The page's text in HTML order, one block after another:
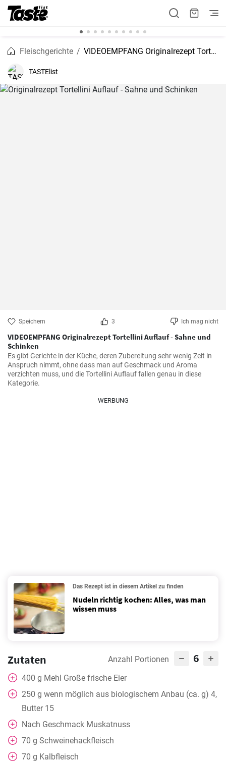
Fleischgerichte VIDEOEMPFANG Originalrezept Tortellini Auflauf - Sahne und Schinken
TASTElist
Speichern 3 Ich mag nicht
VIDEOEMPFANG Originalrezept Tortellini Auflauf - Sahne und
Schinken
Es gibt Gerichte in der Küche, deren Zubereitung sehr wenig Zeit in
Anspruch nimmt, ohne dass man auf Geschmack und Aroma
verzichten muss, und die Tortellini Auflauf fallen genau in diese
Kategorie.
WERBUNG
Das Rezept ist in diesem Artikel zu finden
Nudeln richtig kochen: Alles, was man
wissen muss
Zutaten Anzahl Portionen 6
400 g Mehl Große frische Eier
250 g wenn möglich aus biologischem Anbau (ca. g) 4,
Butter 15
Nach Geschmack Muskatnuss
70 g Schweinehackfleisch
70 g Kalbfleisch